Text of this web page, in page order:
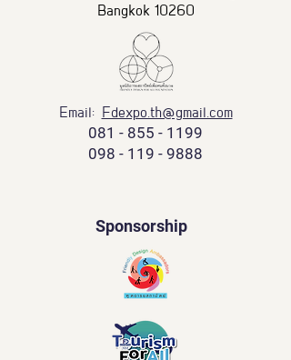
Bangkok 10260
Email: Fdexpo.th@gmail.com
081 - 855 - 1199
098 - 119 - 9888
Sponsorship